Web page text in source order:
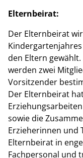
Elternbeirat:
Der Elternbeirat
den Eltern
werden zwei
Vorsitzender
Der Elternbeirat
sowie die
Erzieherinnen und
Elternbeirat in
Fachpersonal und